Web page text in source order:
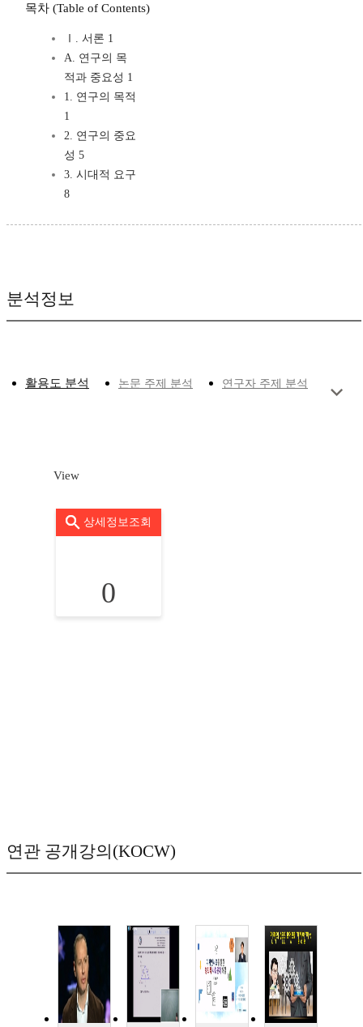
목차 (Table of Contents)
Ⅰ. 서론 1
A. 연구의 목
적과 중요성 1
1. 연구의 목적
1
2. 연구의 중요
성 5
3. 시대적 요구
8
분석정보
활용도 분석 논문 주제 분석 연구자 주제 분석
View
상세정보조회
0
연관 공개강의(KOCW)